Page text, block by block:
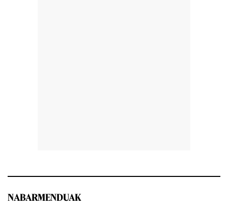
NABARMENDUAK